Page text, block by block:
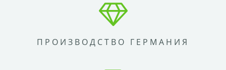
ПРОИЗВОДСТВО ГЕРМАНИЯ